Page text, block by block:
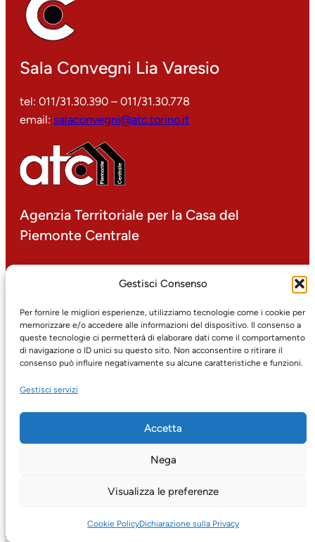
Gestisci Consenso
Per fornire le migliori esperienze, utilizziamo tecnologie come i cookie per
memorizzare e/o accedere alle informazioni del dispositivo. Il consenso a
queste tecnologie ci permetterà di elaborare dati come il comportamento
di navigazione o ID unici su questo sito. Non acconsentire o ritirare il
consenso può influire negativamente su alcune caratteristiche e funzioni.
Gestisci servizi
Accetta
Nega
Visualizza le preferenze
Cookie PolicyDichiarazione sulla Privacy
Sala Convegni Lia Varesio
tel: 011/31.30.390 – 011/31.30.778
email: salaconvegni@atc.torino.it
Agenzia Territoriale per la Casa del
Piemonte Centrale
corso Dante 14 – 10134 Torino
tel: 011/31.30.1
fax: 011/31.30.425
email:protocollo@atc.torino.it
pec:atc@pec.atc.torino.it
Facebook Twitter InstagramYouTube